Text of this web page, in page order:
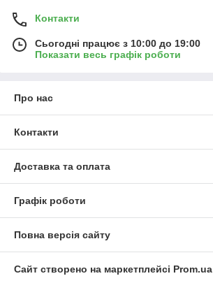
Контакти
Сьогодні працює з 10:00 до 19:00
Показати весь графік роботи
Про нас
Контакти
Доставка та оплата
Графік роботи
Повна версія сайту
Сайт створено на маркетплейсі Prom.ua